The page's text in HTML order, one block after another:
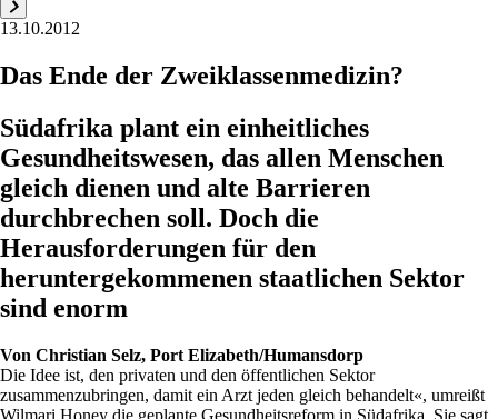
13.10.2012
Das Ende der Zweiklassenmedizin?
Südafrika plant ein einheitliches
Gesundheitswesen, das allen Menschen
gleich dienen und alte Barrieren
durchbrechen soll. Doch die
Herausforderungen für den
heruntergekommenen staatlichen Sektor
sind enorm
Von Christian Selz, Port Elizabeth/Humansdorp
Die Idee ist, den privaten und den öffentlichen Sektor
zusammenzubringen, damit ein Arzt jeden gleich behandelt«, umreißt
Wilmari Honey die geplante Gesundheitsreform in Südafrika. Sie sagt